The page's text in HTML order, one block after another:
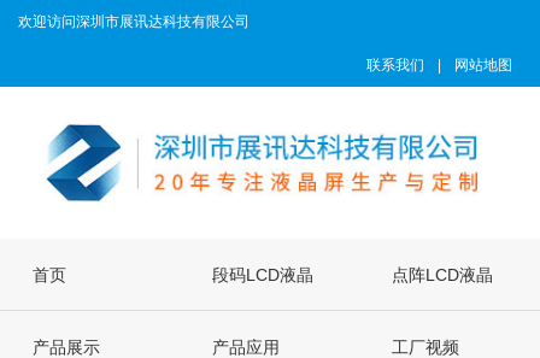
欢迎访问深圳市展讯达科技有限公司
联系我们 网站地图
首页 段码LCD液晶
屏
点阵LCD液晶
屏
产品展示 产品应用 工厂视频